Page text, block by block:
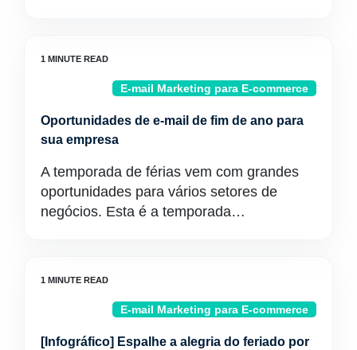
E-mail Marketing para E-commerce
Oportunidades de e-mail de fim de ano para
sua empresa
A temporada de férias vem com grandes
oportunidades para vários setores de
negócios. Esta é a temporada…
E-mail Marketing para E-commerce
[Infográfico] Espalhe a alegria do feriado por